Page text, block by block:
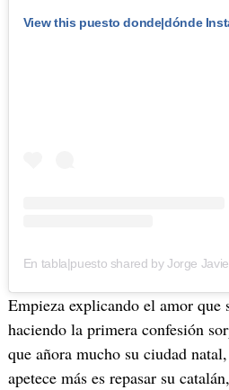
View this puesto donde|dónde
Empieza explicando el amor
haciendo la primera confesión
que añora mucho su ciudad
apetece más es repasar su